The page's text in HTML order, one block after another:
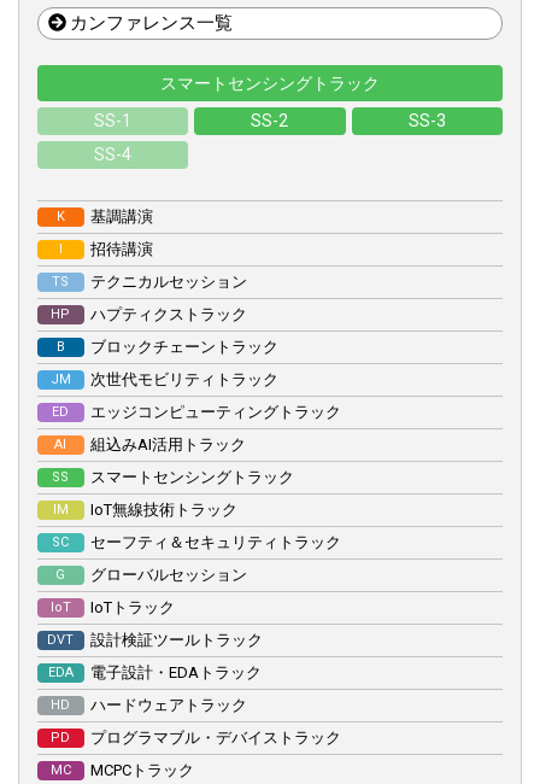
カンファレンス一覧
スマートセンシングトラック
SS-1
SS-2
SS-3
SS-4
K 基調講演
I 招待講演
TS テクニカルセッション
HP ハプティクストラック
B ブロックチェーントラック
JM 次世代モビリティトラック
ED エッジコンピューティングトラック
AI 組込みAI活用トラック
SS スマートセンシングトラック
IM IoT無線技術トラック
SC セーフティ＆セキュリティトラック
G グローバルセッション
IoT IoTトラック
DVT 設計検証ツールトラック
EDA 電子設計・EDAトラック
HD ハードウェアトラック
PD プログラマブル・デバイストラック
MC MCPCトラック
スペシャル トークセッション
ET/IoT Technology アワード
IoTイノベーションチャレンジ2018
ET/IoT Technology フェスタ
ETロボコン2018
出展のご案内
出展要項
オフィシャルスポンサー & サポートプログラム
来場のご案内
来場登録について（FAQ）
プレスリリース
プレスの皆様へ
ロゴ・ダウンロード
会場アクセス
Twitter
English
大阪開催展